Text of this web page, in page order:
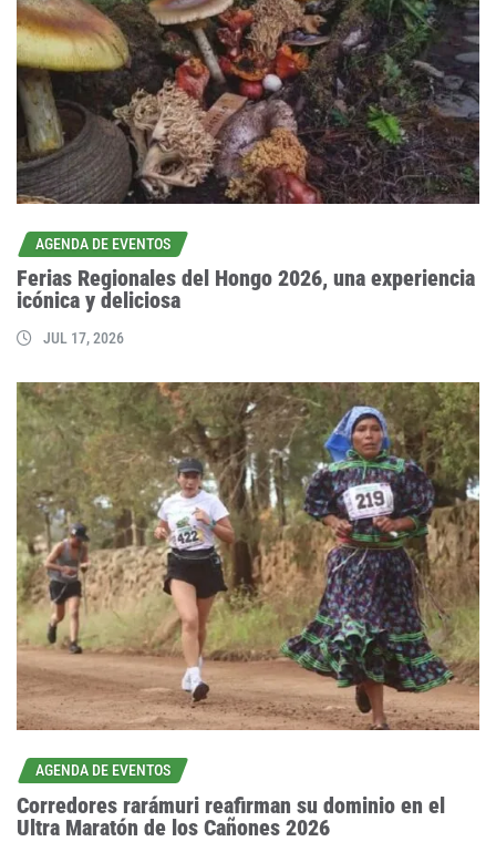
AGENDA DE EVENTOS
Ferias Regionales del Hongo 2026, una experiencia
icónica y deliciosa
JUL 17, 2026
AGENDA DE EVENTOS
Corredores rarámuri reafirman su dominio en el
Ultra Maratón de los Cañones 2026